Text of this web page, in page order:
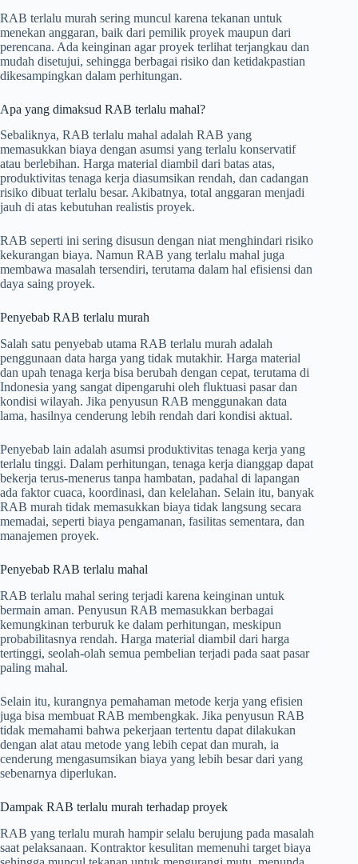
RAB terlalu murah sering muncul karena tekanan untuk
menekan anggaran, baik dari pemilik proyek maupun dari
perencana. Ada keinginan agar proyek terlihat terjangkau dan
mudah disetujui, sehingga berbagai risiko dan ketidakpastian
dikesampingkan dalam perhitungan.
Apa yang dimaksud RAB terlalu mahal?
Sebaliknya, RAB terlalu mahal adalah RAB yang
memasukkan biaya dengan asumsi yang terlalu konservatif
atau berlebihan. Harga material diambil dari batas atas,
produktivitas tenaga kerja diasumsikan rendah, dan cadangan
risiko dibuat terlalu besar. Akibatnya, total anggaran menjadi
jauh di atas kebutuhan realistis proyek.
RAB seperti ini sering disusun dengan niat menghindari risiko
kekurangan biaya. Namun RAB yang terlalu mahal juga
membawa masalah tersendiri, terutama dalam hal efisiensi dan
daya saing proyek.
Penyebab RAB terlalu murah
Salah satu penyebab utama RAB terlalu murah adalah
penggunaan data harga yang tidak mutakhir. Harga material
dan upah tenaga kerja bisa berubah dengan cepat, terutama di
Indonesia yang sangat dipengaruhi oleh fluktuasi pasar dan
kondisi wilayah. Jika penyusun RAB menggunakan data
lama, hasilnya cenderung lebih rendah dari kondisi aktual.
Penyebab lain adalah asumsi produktivitas tenaga kerja yang
terlalu tinggi. Dalam perhitungan, tenaga kerja dianggap dapat
bekerja terus-menerus tanpa hambatan, padahal di lapangan
ada faktor cuaca, koordinasi, dan kelelahan. Selain itu, banyak
RAB murah tidak memasukkan biaya tidak langsung secara
memadai, seperti biaya pengamanan, fasilitas sementara, dan
manajemen proyek.
Penyebab RAB terlalu mahal
RAB terlalu mahal sering terjadi karena keinginan untuk
bermain aman. Penyusun RAB memasukkan berbagai
kemungkinan terburuk ke dalam perhitungan, meskipun
probabilitasnya rendah. Harga material diambil dari harga
tertinggi, seolah-olah semua pembelian terjadi pada saat pasar
paling mahal.
Selain itu, kurangnya pemahaman metode kerja yang efisien
juga bisa membuat RAB membengkak. Jika penyusun RAB
tidak memahami bahwa pekerjaan tertentu dapat dilakukan
dengan alat atau metode yang lebih cepat dan murah, ia
cenderung mengasumsikan biaya yang lebih besar dari yang
sebenarnya diperlukan.
Dampak RAB terlalu murah terhadap proyek
RAB yang terlalu murah hampir selalu berujung pada masalah
saat pelaksanaan. Kontraktor kesulitan memenuhi target biaya